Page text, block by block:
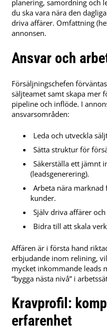
planering, samordning och
du ska vara nära den
driva affärer. Omfattning
annonsen.
Ansvar och
Försäljningschefen
säljteamet samt skapa mer
pipeline och inflöde. I
ansvarsområden:
Leda och utveckla
Sätta struktur för
Säkerställa ett jämnt
(leadsgenerering).
Arbeta nära
kunder.
Själv driva affärer
Bidra till att skala
Affären är i första hand
erbjudande inom relining,
mycket inkommande leads
“bygga nästa nivå” i
Kravprofil:
erfarenhet